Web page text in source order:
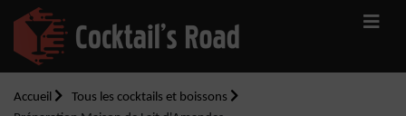
Accueil
Tous les cocktails et boissons